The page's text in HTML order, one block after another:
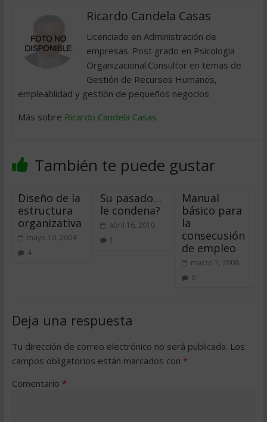
Ricardo Candela Casas
Licenciado en Administración de
empresas. Post grado en Psicologia
Organizacional.Consultor en temas de
Gestión de Recursos Humanos,
empleablidad y gestión de pequeños negocios
Más sobre Ricardo Candela Casas
También te puede gustar
Diseño de la
estructura
organizativa
mayo 10, 2004
4
Su pasado…
le condena?
abril 16, 2010
1
Manual
básico para
la
consecusión
de empleo
marzo 7, 2008
0
Deja una respuesta
Tu dirección de correo electrónico no será publicada. Los
campos obligatorios están marcados con *
Comentario *